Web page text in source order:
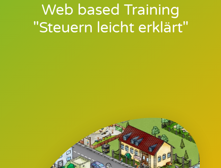
Web based Training
"Steuern leicht erklärt"